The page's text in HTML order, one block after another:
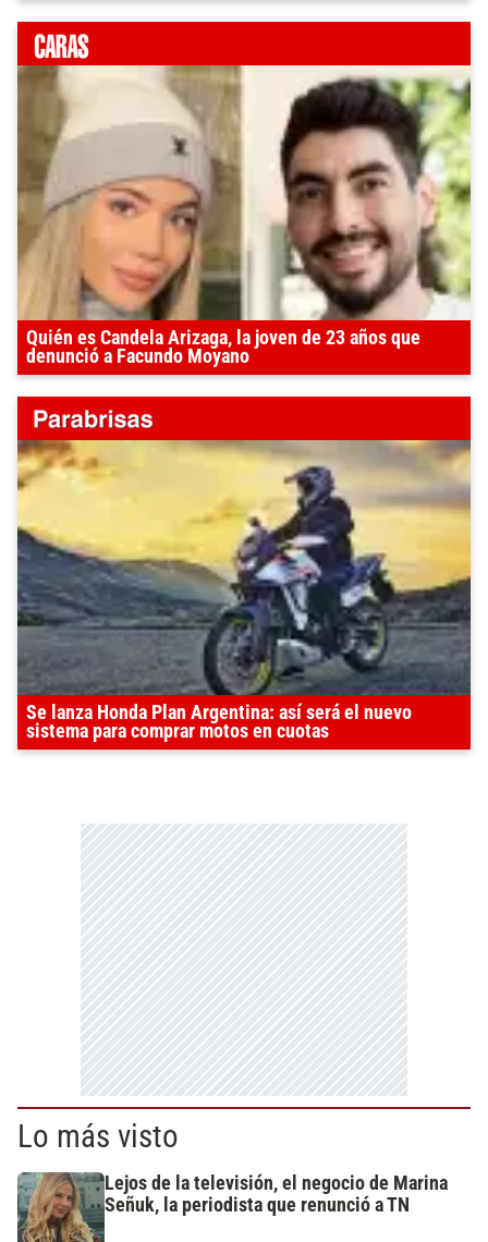
Quién es Candela Arizaga, la joven de 23 años que
denunció a Facundo Moyano
Se lanza Honda Plan Argentina: así será el nuevo
sistema para comprar motos en cuotas
Lo más visto
Lejos de la televisión, el negocio de Marina
Señuk, la periodista que renunció a TN